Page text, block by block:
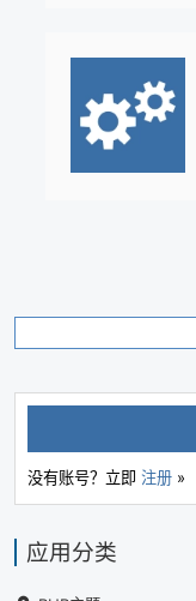
没有账号？立即 注册 »
应用分类